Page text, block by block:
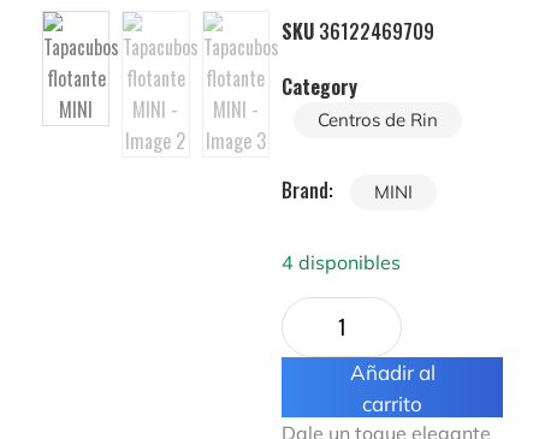
SKU 36122469709
Category
Centros de Rin
Brand: MINI
4 disponibles
Añadir al
carrito
Dale un toque elegante